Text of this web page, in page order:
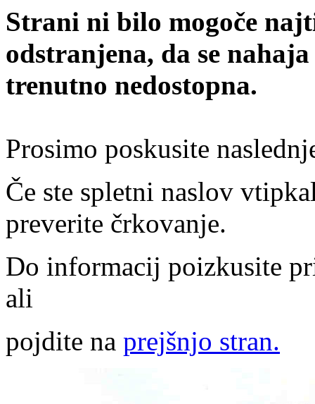
Strani ni bilo mogoče
odstranjena, da se
trenutno nedostopna.
Prosimo poskusite
Če ste spletni naslov
preverite črkovanje.
Do informacij poizkusite
ali
pojdite na prejšnjo stran.